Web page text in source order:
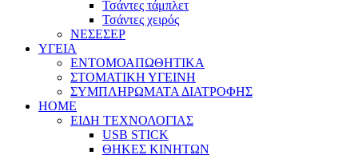
Τσάντες τάμπλετ
Τσάντες χειρός
ΝΕΣΕΣΕΡ
ΥΓΕΙΑ
ΕΝΤΟΜΟΑΠΩΘΗΤΙΚΑ
ΣΤΟΜΑΤΙΚΗ ΥΓΕΙΝΗ
ΣΥΜΠΛΗΡΩΜΑΤΑ ΔΙΑΤΡΟΦΗΣ
HOME
ΕΙΔΗ ΤΕΧΝΟΛΟΓΙΑΣ
USB STICK
ΘΗΚΕΣ ΚΙΝΗΤΩΝ